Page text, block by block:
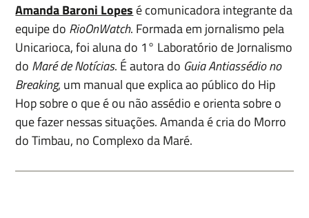
Amanda Baroni Lopes é comunicadora integrante da
equipe do RioOnWatch. Formada em jornalismo pela
Unicarioca, foi aluna do 1° Laboratório de Jornalismo
do Maré de Notícias. É autora do Guia Antiassédio no
Breaking, um manual que explica ao público do Hip
Hop sobre o que é ou não assédio e orienta sobre o
que fazer nessas situações. Amanda é cria do Morro
do Timbau, no Complexo da Maré.
Enviar